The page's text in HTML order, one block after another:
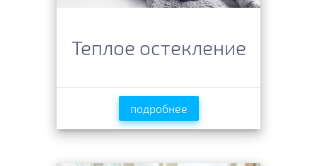
Теплое остекление
подробнее